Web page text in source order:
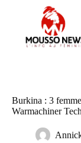
Burkina : 3
Warmachiner Tech